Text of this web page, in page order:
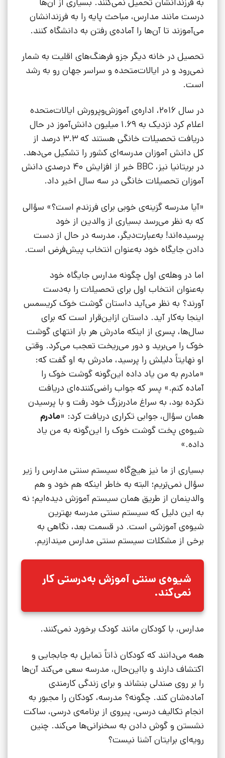
درست مانند مدارس، مباحث پایه را به فرزندانشان
می‌آموزند تا آن‌ها را آماده‌ی رفتن به دانشگاه کنند.
تحصیل در خانه دیگر جزو فرهنگ‌های اقلیت به شمار
نمی‌رود و در ایالات‌متحده و سراسر جهان رو به رشد
است.
در سال 2016، اداره‌ی آموزش‌وپرورش ایالات‌متحده
اعلام کرد نزدیک به 1.69 میلیون دانش‌آموز در حال
دریافت تحصیلات خانگی هستند که 3.3 درصد از
کل دانش آموزان مدرسه‌ای کشور را تشکیل می‌دهد.
در بریتانیا نیز، BBC خبر از افزایش 40 درصدی دانش
آموزان تحصیلات خانگی در سه سال اخیر داد.
«آیا مدرسه گزینه‌ی خوبی برای فرزندم است؟» سؤالی
که به نظر می‌رسد بسیاری از والدین از خود
پرسیده‌اند! به‌عبارت‌دیگر، مدرسه در حال از دست
دادن جایگاه خود به‌عنوان انتخاب پیش‌فرض است.
اما در وهله‌ی اول چگونه مدارس جایگاه خود
به‌عنوان انتخاب اول برای تحصیلات را به‌دست
آورند؟ به نظر می‌آید داستان گوشت خوک کریسمس
اینجا به‌کار آید. داستان ازاین‌قرار است که برای
سال‌ها، پسری از اینکه مادرش هر بار انتهای گوشت
خوک را می‌برید و دور می‌ریخت تعجب می‌کرد. وقتی
او نهایتاً دلیلش را پرسید، مادرش به او گفت که:
«مادرم به من یاد داده این‌گونه گوشت خوک را
آماده کنم.» پسر که جواب راضی‌کننده‌ای دریافت
نکرده بود، به سراغ مادربزرگ خود رفت و با پرسیدن
همان سؤال، جوابی تکراری دریافت کرد: «مادرم
شیوه‌ی پخت گوشت خوک را این‌گونه به من یاد
داده.»
بسیاری از ما نیز هیچ‌گاه سیستم سنتی مدارس را زیر
سؤال نمی‌بَریم؛ البته به خاطر اینکه هم خود و هم
والدینمان از طریق همان سیستم آموزش دیده‌ایم؛ نه
به این دلیل که سیستم سنتی مدرسه بهترین
شیوه‌ی آموزشی است. در قسمت بعد، نگاهی به
برخی از مشکلات سیستم سنتی مدارس میندازیم.
شیوه‌ی سنتی آموزش به‌درستی کار
نمی‌کند.
مدارس، با کودکان مانند کودک برخورد نمی‌کنند.
همه می‌دانند که کودکان ذاتاً تمایل به جابجایی و
اکتشاف دارند و بااین‌حال، مدرسه سعی می‌کند آن‌ها
را بر روی صندلی بنشاند و برای زندگی کارمندی
آماده‌شان کند. چگونه؟ مدرسه، کودکان را مجبور به
انجام تکالیف درسی، پیروی از برنامه‌ی درسی، ساکت
نشستن و گوش دادن به سخنرانی‌ها می‌کند. چنین
رویه‌ای برایتان آشنا نیست؟